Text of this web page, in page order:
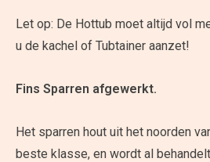
Let op: De Hottub moet altijd vol
u de kachel of Tubtainer aanzet!
Fins Sparren afgewerkt.
Het sparren hout uit het noorden
beste klasse, en wordt al